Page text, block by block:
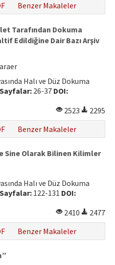
Benzer Makaleler
Tarafından Dokuma
Edildiğine Dair Bazı Arşiv
Halı ve Düz Dokuma
Sayfalar: 26-37 DOI:
2523
2295
Benzer Makaleler
Sine Olarak Bilinen Kilimler
Halı ve Düz Dokuma
Sayfalar: 122-131 DOI:
2410
2477
Benzer Makaleler